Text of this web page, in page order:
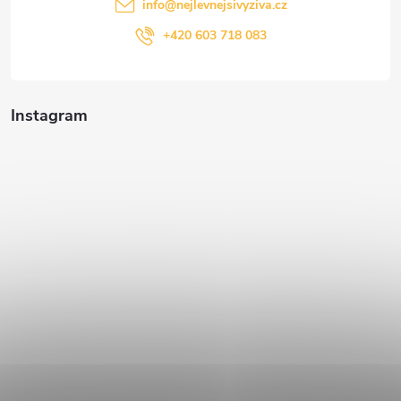
Instagram
info@nejlevnejsivyziva.cz
+420 603 718 083